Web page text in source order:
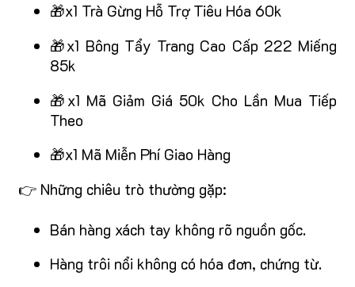
🎁x1 Trà Gừng Hỗ Trợ Tiêu Hóa 60k
🎁x1 Bông Tẩy Trang Cao Cấp 222 Miếng
85k
🎁x1 Mã Giảm Giá 50k Cho Lần Mua Tiếp
Theo
🎁x1 Mã Miễn Phí Giao Hàng
👉 Những chiêu trò thường gặp:
Bán hàng xách tay không rõ nguồn gốc.
Hàng trôi nổi không có hóa đơn, chứng từ.